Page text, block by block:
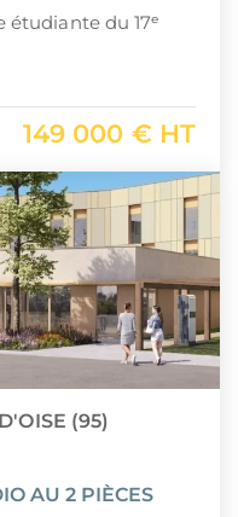
étudiante du 17ᵉ
149 000 € HT
(95)
AU 2 PIÈCES